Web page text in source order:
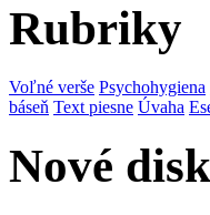
Rubriky
Voľné verše Psychohygiena
báseň Text piesne Úvaha
Nové